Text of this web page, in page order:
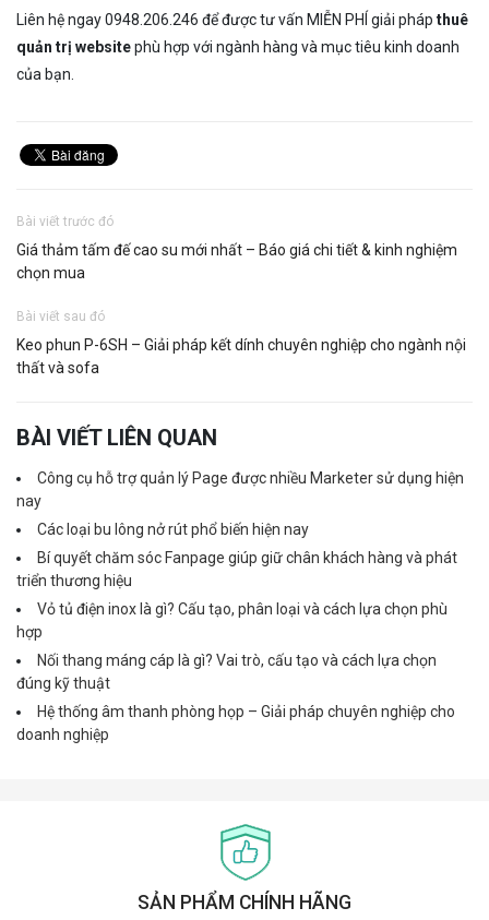
Liên hệ ngay 0948.206.246 để được tư vấn MIỄN PHÍ giải pháp thuê
quản trị websitephù hợp với ngành hàng và mục tiêu kinh doanh
của bạn.
Bài viết trước đó
Giá thảm tấm đế cao su mới nhất – Báo giá chi tiết & kinh nghiệm
chọn mua
Bài viết sau đó
Keo phun P-6SH – Giải pháp kết dính chuyên nghiệp cho ngành nội
thất và sofa
BÀI VIẾT LIÊN QUAN
Công cụ hỗ trợ quản lý Page được nhiều Marketer sử dụng hiện
nay
Các loại bu lông nở rút phổ biến hiện nay
Bí quyết chăm sóc Fanpage giúp giữ chân khách hàng và phát
triển thương hiệu
Vỏ tủ điện inox là gì? Cấu tạo, phân loại và cách lựa chọn phù
hợp
Nối thang máng cáp là gì? Vai trò, cấu tạo và cách lựa chọn
đúng kỹ thuật
Hệ thống âm thanh phòng họp – Giải pháp chuyên nghiệp cho
doanh nghiệp
SẢN PHẨM CHÍNH HÃNG